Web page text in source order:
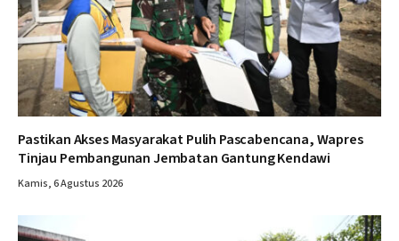
Pastikan Akses Masyarakat Pulih Pascabencana, Wapres
Tinjau Pembangunan Jembatan Gantung Kendawi
Kamis, 6 Agustus 2026